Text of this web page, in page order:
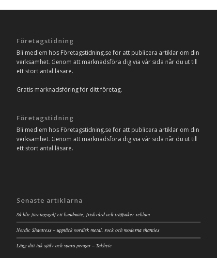
Företagstidning
Bli medlem hos Företagstidning.se för att publicera artiklar om din
verksamhet. Genom att marknadsföra dig via vår sida når du ut till
ett stort antal läsare.
Gratis marknadsföring för ditt företag.
Företagstidning
Bli medlem hos Företagstidning.se för att publicera artiklar om din
verksamhet. Genom att marknadsföra dig via vår sida når du ut till
ett stort antal läsare.
Senaste artiklarna
Så blir företagsgolf ett kundmöte, friskvård och träffsäker reklam
Nordic Shantress – upptäck nordisk metal, rock och moderna shanties
Lägg ditt tak själv och spara pengar – Takbyte